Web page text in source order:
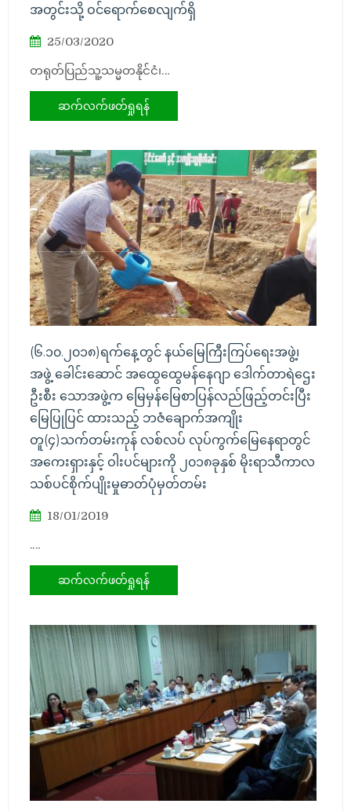
အတွင်းသို့ ဝင်ရောက်စေလျက်ရှိ
25/03/2020
တရုတ်ပြည်သူ့သမ္မတနိုင်ငံ၊…
ဆက်လက်ဖတ်ရှုရန်
(၆.၁၀.၂၀၁၈)ရက်နေ့တွင် နယ်မြေကြီးကြပ်ရေးအဖွဲ့၊
အဖွဲ့ ခေါင်းဆောင် အထွေထွေမန်နေဂျာ ဒေါက်တာရဲဌေး
ဦးစီး သောအဖွဲ့က မြေမှန်မြေစာပြန်လည်ဖြည့်တင်းပြီး
မြေပြုပြင် ထားသည့် ဘဇံချောက်အကျိုး
တူ(၄)သက်တမ်းကုန် လစ်လပ် လုပ်ကွက်မြေနေရာတွင်
အကေးရှားနှင့် ဝါးပင်များကို ၂၀၁၈ခုနှစ် မိုးရာသီကာလ
သစ်ပင်စိုက်ပျိုးမှုဓာတ်ပုံမှတ်တမ်း
18/01/2019
.…
ဆက်လက်ဖတ်ရှုရန်